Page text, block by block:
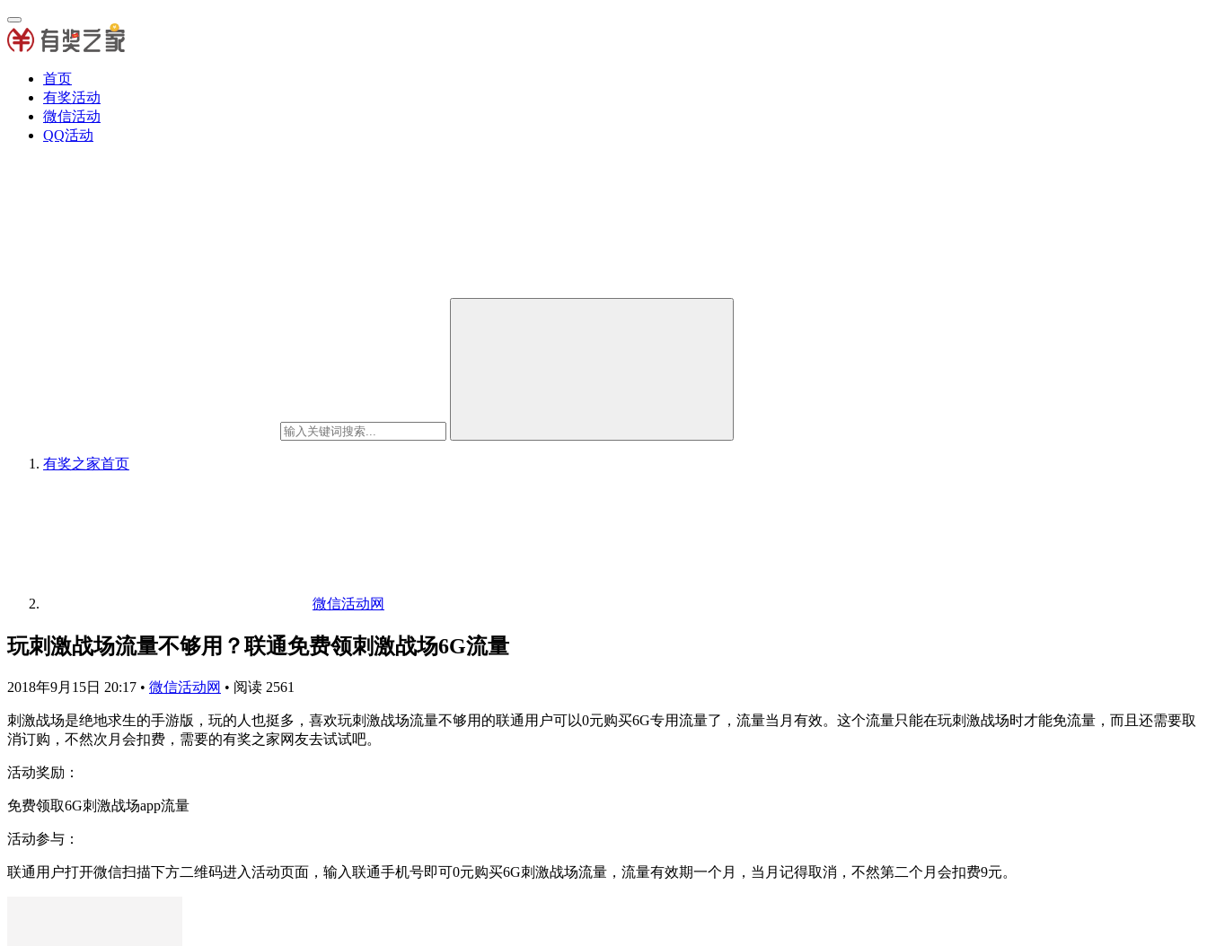
首页
有奖活动
微信活动
QQ活动
有奖之家首页
微信活动网
玩刺激战场流量不够用？联通免费领刺激战场6G流量
2018年9月15日 20:17 • 微信活动网 • 阅读 2561
刺激战场是绝地求生的手游版，玩的人也挺多，喜欢玩刺激战场流量不够用的联通用户可以0元购买6G专用流量了，流量当月有效。这个流量只能在玩刺激战场时才能免流量，而且还需要取
消订购，不然次月会扣费，需要的有奖之家网友去试试吧。
活动奖励：
免费领取6G刺激战场app流量
活动参与：
联通用户打开微信扫描下方二维码进入活动页面，输入联通手机号即可0元购买6G刺激战场流量，流量有效期一个月，当月记得取消，不然第二个月会扣费9元。